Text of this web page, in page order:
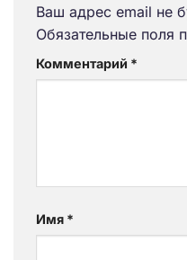
Ваш адрес email не
Обязательные поля
Комментарий *
Имя *